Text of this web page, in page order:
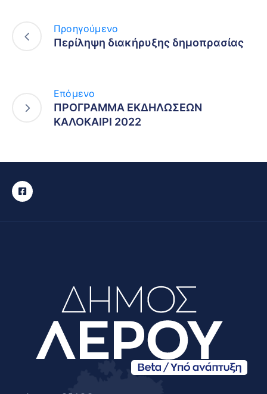
Προηγούμενο
Περίληψη διακήρυξης δημοπρασίας
Επόμενο
ΠΡΟΓΡΑΜΜΑ ΕΚΔΗΛΩΣΕΩΝ
ΚΑΛΟΚΑΙΡΙ 2022